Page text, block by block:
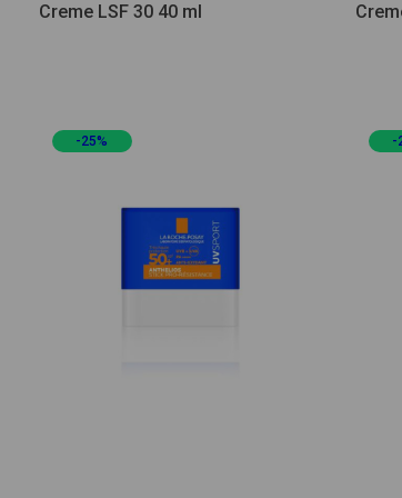
Creme LSF 30 40 ml
-25% -